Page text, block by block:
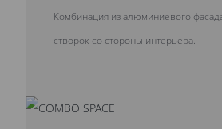
Комбинация из алюминиевого
створок со стороны интерьера.